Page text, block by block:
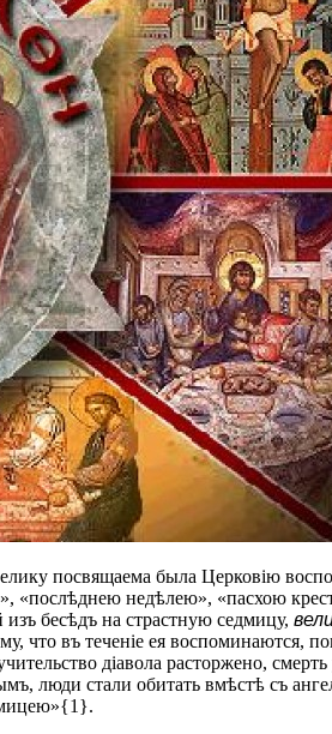
посвящаема была Церковію
«послѣднею недѣлею», «пасхою
бесѣдъ на страстную седмицу,
что въ теченіе ея воспоминаются,
діавола расторжено,
люди стали обитать вмѣстѣ съ